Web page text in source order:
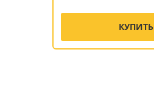
КУПИТЬ